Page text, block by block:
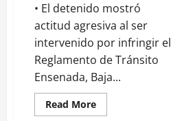
• El detenido mostró
actitud agresiva al ser
intervenido por infringir el
Reglamento de Tránsito
Ensenada, Baja...
Read MoreRead
more